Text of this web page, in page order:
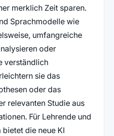
merklich Zeit sparen.
Sprachmodelle wie
umfangreiche
oder
verständlich
sie das
oder das
relevanten Studie aus
Für Lehrende und
die neue KI